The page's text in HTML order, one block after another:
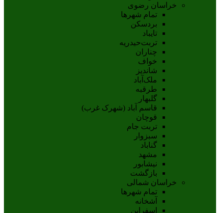
خراسان رضوی
تمام شهر‌ها
بردسکن
تایباد
تربت‌حیدریه
چناران
خواف
شاندیز
ملک‌آباد
طرقبه
گلبهار
قاسم آباد (شهرک غرب)
قوچان
تربت جام
سبزوار
گناباد
مشهد
نيشابور
بازگشت
خراسان شمالی
تمام شهر‌ها
آشخانه
اسفراين